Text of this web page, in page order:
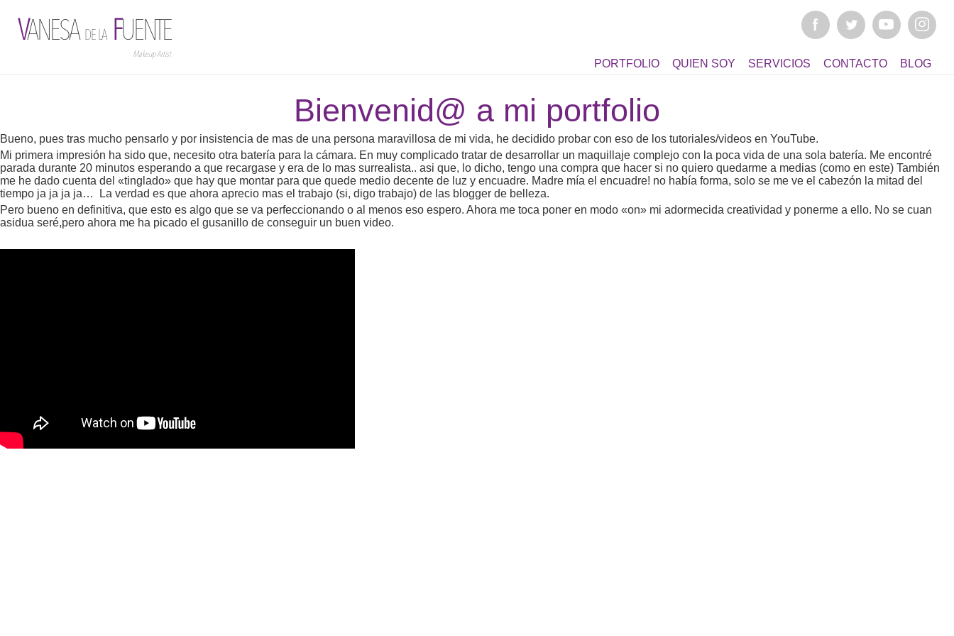
VANESA DE LA FUENTE
Makeup Artist
PORTFOLIO QUIEN SOY SERVICIOS CONTACTO BLOG
Bienvenid@ a mi portfolio
Bueno, pues tras mucho pensarlo y por insistencia de mas de una persona maravillosa de mi vida, he decidido probar con eso de los tutoriales/videos en YouTube.
Mi primera impresión ha sido que, necesito otra batería para la cámara. En muy complicado tratar de desarrollar un maquillaje complejo con la poca vida de una sola batería. Me encontré
parada durante 20 minutos esperando a que recargase y era de lo mas surrealista.. asi que, lo dicho, tengo una compra que hacer si no quiero quedarme a medias (como en este) También
me he dado cuenta del «tinglado» que hay que montar para que quede medio decente de luz y encuadre. Madre mía el encuadre! no había forma, solo se me ve el cabezón la mitad del
tiempo ja ja ja ja… La verdad es que ahora aprecio mas el trabajo (si, digo trabajo) de las blogger de belleza.
Pero bueno en definitiva, que esto es algo que se va perfeccionando o al menos eso espero. Ahora me toca poner en modo «on» mi adormecida creatividad y ponerme a ello. No se cuan
asidua seré,pero ahora me ha picado el gusanillo de conseguir un buen video.